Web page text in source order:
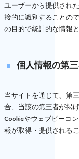
ユーザーから提供され
接的に識別することの
の目的で統計的な情報
個人情報の第
当サイトを通じて、第
合、当該の第三者が掲
Cookieやウェブビーコ
報が取得・提供される